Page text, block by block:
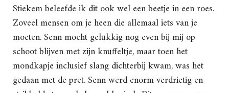
Stiekem beleefde ik dit ook wel een beetje in een roes.
Zoveel mensen om je heen die allemaal iets van je
moeten. Senn mocht gelukkig nog even bij mij op
schoot blijven met zijn knuffeltje, maar toen het
mondkapje inclusief slang dichterbij kwam, was het
gedaan met de pret. Senn werd enorm verdrietig en